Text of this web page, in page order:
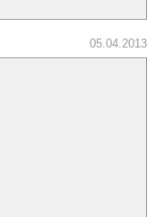
05.04.2013